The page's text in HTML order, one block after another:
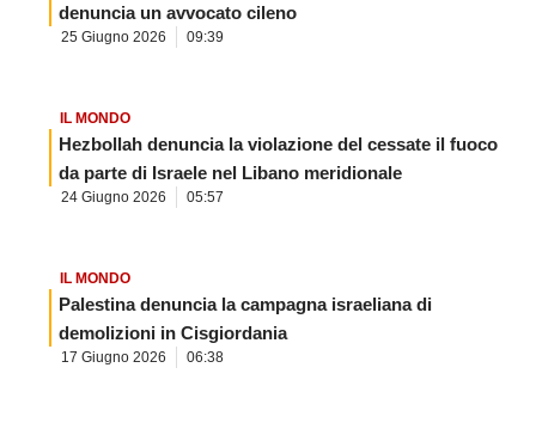
denuncia un avvocato cileno
25 Giugno 2026 09:39
IL MONDO
Hezbollah denuncia la violazione del cessate il fuoco
da parte di Israele nel Libano meridionale
24 Giugno 2026 05:57
IL MONDO
Palestina denuncia la campagna israeliana di
demolizioni in Cisgiordania
17 Giugno 2026 06:38